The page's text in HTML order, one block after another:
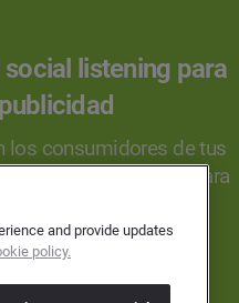
listening para
los consumidores de tus
Solicita una reunión para
and provide updates
policy.